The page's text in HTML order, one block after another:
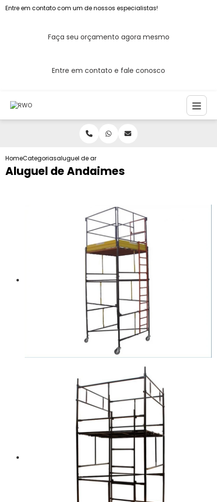
Entre em contato com um de nossos especialistas!
Faça seu orçamento agora mesmo
Entre em contato e fale conosco
HomeCategoriasaluguel de andaimes
Aluguel de Andaimes